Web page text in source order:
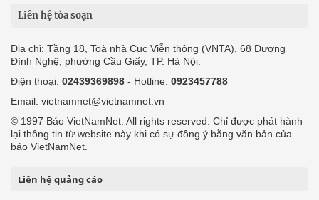
Liên hệ tòa soạn
Địa chỉ: Tầng 18, Toà nhà Cục Viễn thông (VNTA), 68 Dương
Đình Nghệ, phường Cầu Giấy, TP. Hà Nội.
Điện thoại: 02439369898 - Hotline: 0923457788
Email: vietnamnet@vietnamnet.vn
© 1997 Báo VietNamNet. All rights reserved. Chỉ được phát hành
lại thông tin từ website này khi có sự đồng ý bằng văn bản của
báo VietNamNet.
Liên hệ quảng cáo